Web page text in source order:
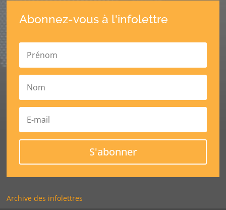
Abonnez-vous à l'infolettre
S'abonner
Archive des infolettres